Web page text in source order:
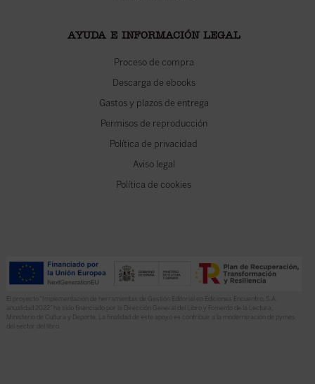
AYUDA E INFORMACIÓN LEGAL
Proceso de compra
Descarga de ebooks
Gastos y plazos de entrega
Permisos de reproducción
Política de privacidad
Aviso legal
Política de cookies
El proyecto “Implementación de herramientas de Gestión Editorial en Ediciones Encuentro, S.A.
anualidad 2022” ha sido financiado por la Dirección General del Libro y Fomento de la Lectura,
Ministerio de Cultura y Deporte. La finalidad de este apoyo es contribuir a la modernización de pymes
del sector del libro.